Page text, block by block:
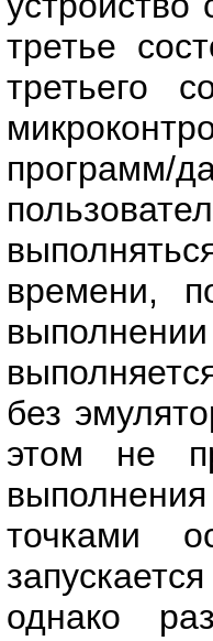
третье
третьего
программ/
времени,
без
этом не
точками
однако